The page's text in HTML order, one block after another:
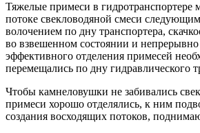
Тяжелые примеси в гидротранспортере
потоке свекловодяной смеси
волочением по дну транспортера,
во взвешенном состоянии и
эффективного отделения примесей
перемещались по дну гидравлического
Чтобы камнеловушки не забивались
примеси хорошо отделялись, к ним
создания восходящих потоков,